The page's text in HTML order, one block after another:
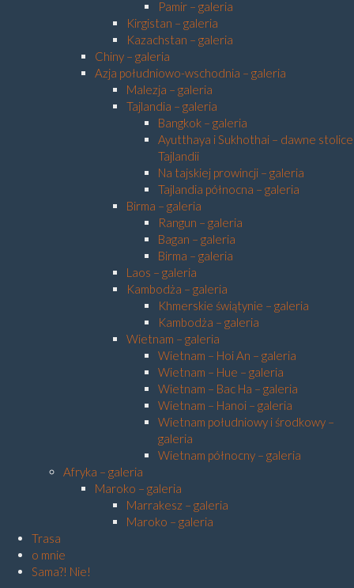
Pamir – galeria
Kirgistan – galeria
Kazachstan – galeria
Chiny – galeria
Azja południowo-wschodnia – galeria
Malezja – galeria
Tajlandia – galeria
Bangkok – galeria
Ayutthaya i Sukhothai – dawne stolice
Tajlandii
Na tajskiej prowincji – galeria
Tajlandia północna – galeria
Birma – galeria
Rangun – galeria
Bagan – galeria
Birma – galeria
Laos – galeria
Kambodża – galeria
Khmerskie świątynie – galeria
Kambodża – galeria
Wietnam – galeria
Wietnam – Hoi An – galeria
Wietnam – Hue – galeria
Wietnam – Bac Ha – galeria
Wietnam – Hanoi – galeria
Wietnam południowy i środkowy –
galeria
Wietnam północny – galeria
Afryka – galeria
Maroko – galeria
Marrakesz – galeria
Maroko – galeria
Trasa
o mnie
Sama?! Nie!